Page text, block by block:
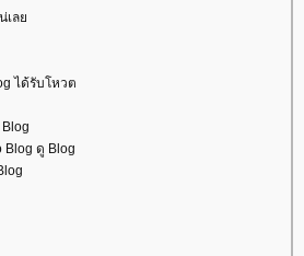
น่เล
ได้รับโหวต
Blog ดู Blog